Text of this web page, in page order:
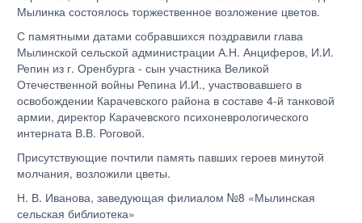
Мылинка состоялось торжественное возложение цветов.
С памятными датами собравшихся поздравили глава
Мылинской сельской администрации А.Н. Анциферов, И.И.
Репин из г. Оренбурга - сын участника Великой
Отечественной войны Репина И.И., участвовавшего в
освобождении Карачевского района в составе 4-й танковой
армии, директор Карачевского психоневрологического
интерната В.В. Роговой.
Присутствующие почтили память павших героев минутой
молчания, возложили цветы.
Н. В. Иванова, заведующая филиалом №8 «Мылинская
сельская библиотека»